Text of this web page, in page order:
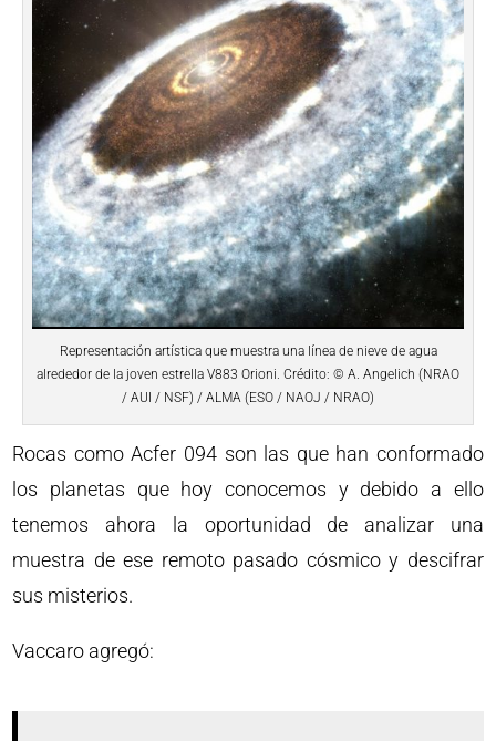
Representación artística que muestra una línea de nieve de agua
alrededor de la joven estrella V883 Orioni. Crédito: © A. Angelich (NRAO
/ AUI / NSF) / ALMA (ESO / NAOJ / NRAO)
Rocas como Acfer 094 son las que han conformado
los planetas que hoy conocemos y debido a ello
tenemos ahora la oportunidad de analizar una
muestra de ese remoto pasado cósmico y descifrar
sus misterios.
Vaccaro agregó: